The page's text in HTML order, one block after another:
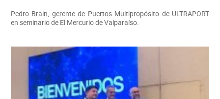
Pedro Brain, gerente de Puertos Multipropósito de ULTRAPORT
en seminario de El Mercurio de Valparaíso.